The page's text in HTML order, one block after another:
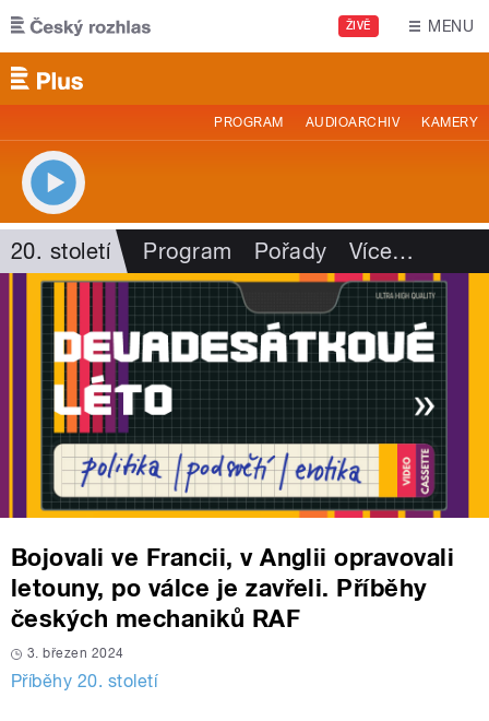
Přejít k hlavnímu obsahu
ŽIVĚ MENU
PROGRAM AUDIOARCHIV KAMERY
20. století Program Pořady Více…
Bojovali ve Francii, v Anglii opravovali
letouny, po válce je zavřeli. Příběhy
českých mechaniků RAF
3. březen 2024
Příběhy 20. století